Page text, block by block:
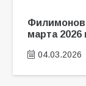
Филимонов
марта 2026
04.03.2026